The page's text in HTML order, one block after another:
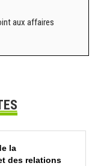
aux affaires
la
des relations